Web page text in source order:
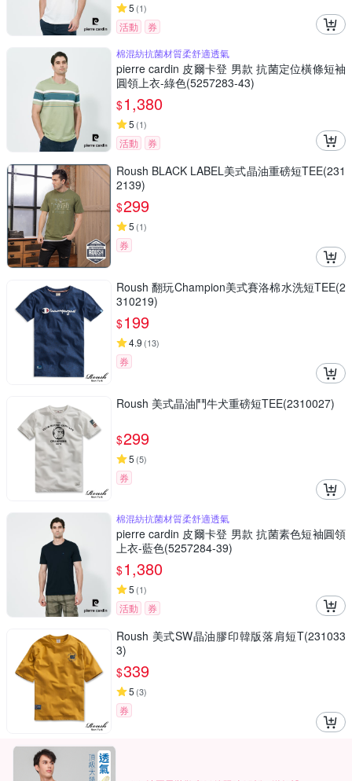
5 (1)
活動
券
棉混紡抗菌材質柔舒適透氣
pierre cardin 皮爾卡登 男款 抗菌定位橫條短袖
圓領上衣-綠色(5257283-43)
$1,380
5 (1)
活動 券
Roush BLACK LABEL美式晶油重磅短TEE(231
2139)
$299
5 (1)
券
Roush 翻玩Champion美式賽洛棉水洗短TEE(2
310219)
$199
4.9 (13)
券
Roush 美式晶油鬥牛犬重磅短TEE(2310027)
$299
5 (5)
券
棉混紡抗菌材質柔舒適透氣
pierre cardin 皮爾卡登 男款 抗菌素色短袖圓領
上衣-藍色(5257284-39)
$1,380
5 (1)
活動 券
Roush 美式SW晶油膠印韓版落肩短T(231033
3)
$339
5 (3)
券